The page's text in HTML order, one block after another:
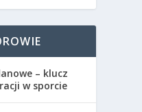
– klucz
w sporcie